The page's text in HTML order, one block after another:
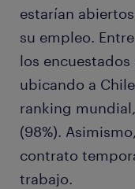
estarían
su empleo.
los
ubicando a
ranking
(98%).
contrato
trabajo.